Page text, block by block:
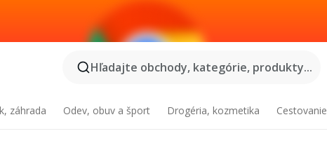
Hľadajte obchody, kategórie, produkty...
záhrada Odev, obuv a šport Drogéria, kozmetika Cestovanie